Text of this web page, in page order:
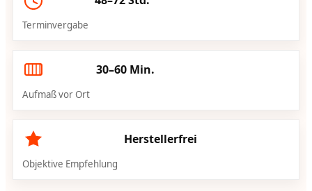
Terminvergabe
30–60 Min.
Aufmaß vor Ort
Herstellerfrei
Objektive Empfehlung